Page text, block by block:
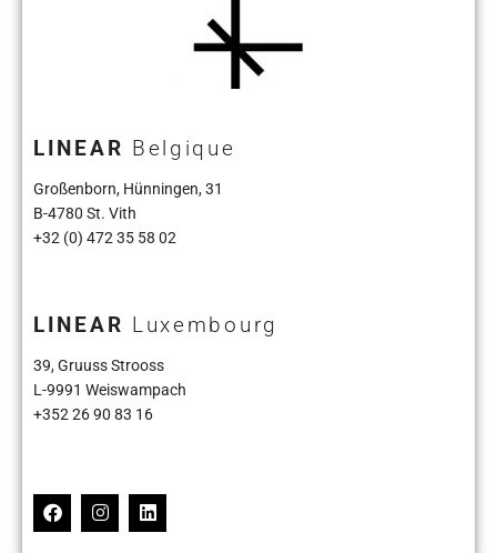
LINEAR Belgique
Großenborn, Hünningen, 31
B-4780 St. Vith
+32 (0) 472 35 58 02
LINEAR Luxembourg
39, Gruuss Strooss
L-9991 Weiswampach
+352 26 90 83 16